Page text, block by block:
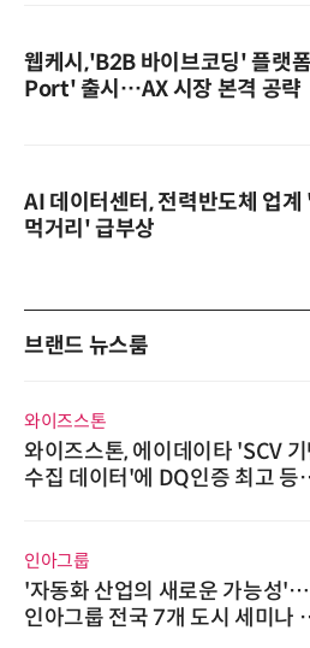
웹케시,'B2B 바이브코딩' 플랫
Port' 출시…AX 시장 본격 공략
AI 데이터센터, 전력반도체 업계
먹거리' 급부상
브랜드 뉴스룸
와이즈스톤
와이즈스톤, 에이데이타 'SCV
수집 데이터'에 DQ인증 최고 등
인아그룹
'자동화 산업의 새로운 가능성'…
인아그룹 전국 7개 도시 세미나